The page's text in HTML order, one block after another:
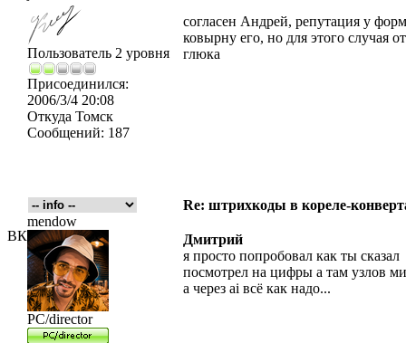
ВК
Пользователь 2 уровня
Присоединился:
2006/3/4 20:08
Откуда Томск
Сообщений: 187
согласен Андрей, репутация у
ковырну его, но для этого случая
глюка
Re: штрихкоды в кореле-
mendow
PC/director
Дмитрий
я просто попробовал как ты сказал
посмотрел на цифры а там узлов
а через ai всё как надо...